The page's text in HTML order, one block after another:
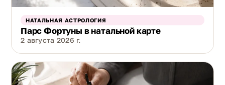
НАТАЛЬНАЯ АСТРОЛОГИЯ
Парс Фортуны в натальной карте
2 августа 2026 г.